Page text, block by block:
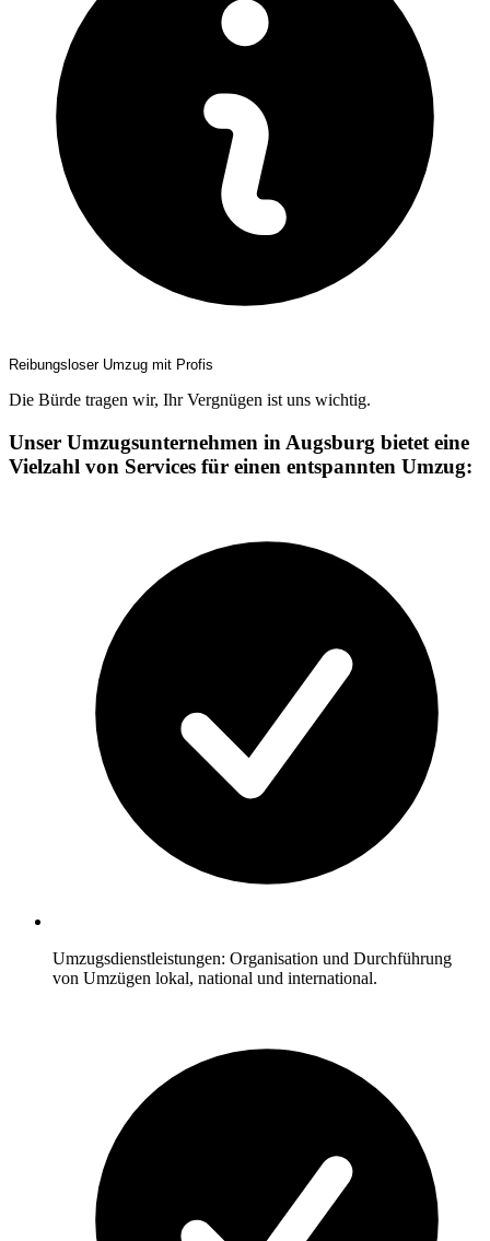
Reibungsloser Umzug mit Profis
Die Bürde tragen wir, Ihr Vergnügen ist uns wichtig.
Unser Umzugsunternehmen in Augsburg bietet eine
Vielzahl von Services für einen entspannten Umzug:
Umzugsdienstleistungen: Organisation und Durchführung
von Umzügen lokal, national und international.